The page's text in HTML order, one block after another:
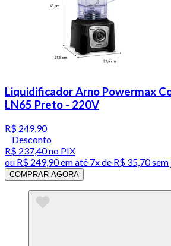
Liquidificador Arno Powermax
LN65 Preto - 220V
R$ 249,90
Desconto
R$ 237,40no PIX
ou R$ 249,90em até 7x de R$ 35,70 sem
COMPRAR AGORA